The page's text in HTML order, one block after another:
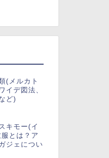
(メルカト
イデ図法、
ど)
キモー(イ
とは？ア
ジェについ